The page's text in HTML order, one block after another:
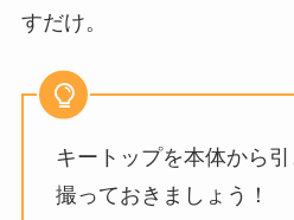
すだけ。
キートップを本体から
撮っておきましょう！